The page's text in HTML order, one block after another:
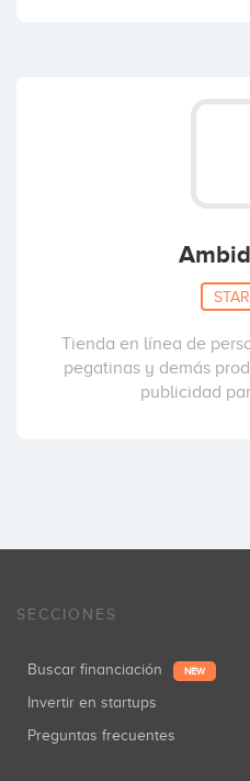
Tienda en línea de
pegatinas y demás
publicidad
SECCIONES
Buscar financiación NEW
Invertir en startups
Preguntas frecuentes